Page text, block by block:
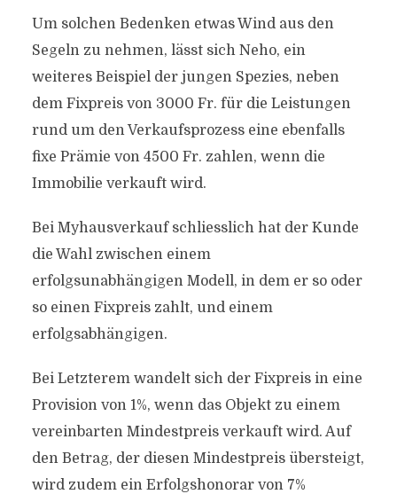
Um solchen Bedenken etwas Wind aus den
Segeln zu nehmen, lässt sich Neho, ein
weiteres Beispiel der jungen Spezies, neben
dem Fixpreis von 3000 Fr. für die Leistungen
rund um den Verkaufsprozess eine ebenfalls
fixe Prämie von 4500 Fr. zahlen, wenn die
Immobilie verkauft wird.
Bei Myhausverkauf schliesslich hat der Kunde
die Wahl zwischen einem
erfolgsunabhängigen Modell, in dem er so oder
so einen Fixpreis zahlt, und einem
erfolgsabhängigen.
Bei Letzterem wandelt sich der Fixpreis in eine
Provision von 1%, wenn das Objekt zu einem
vereinbarten Mindestpreis verkauft wird. Auf
den Betrag, der diesen Mindestpreis übersteigt,
wird zudem ein Erfolgshonorar von 7%